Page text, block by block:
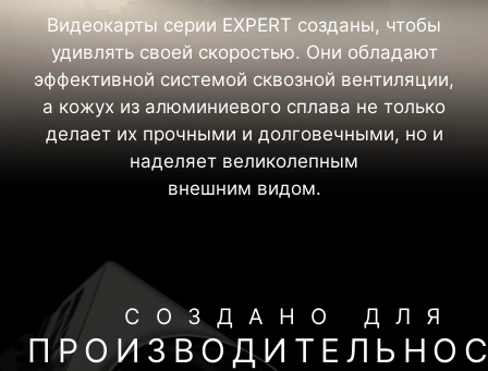
Видеокарты серии EXPERT созданы, чтобы
удивлять своей скоростью. Они обладают
эффективной системой сквозной вентиляции,
а кожух из алюминиевого сплава не только
делает их прочными и долговечными, но и
наделяет великолепным
внешним видом.
СОЗДАНО ДЛЯ